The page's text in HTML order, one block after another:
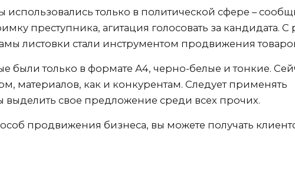
только в политической сфере –
преступника, агитация голосовать за кандидата. С
листовки стали инструментом продвижения
были только в формате А4, черно-белые и тонкие.
материалов, как и конкурентам. Следует применять
свое предложение среди всех прочих.
продвижения бизнеса, вы можете получать